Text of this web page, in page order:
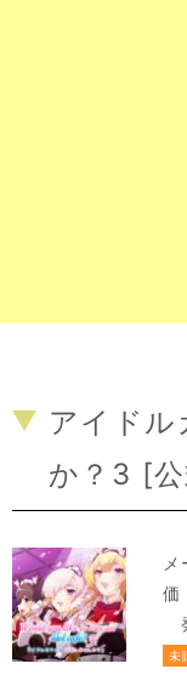
アイドル
か？3 [
メ
未